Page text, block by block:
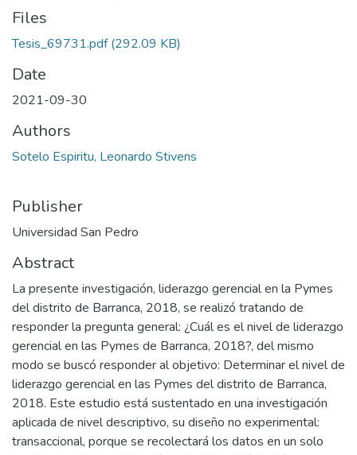
Files
Tesis_69731.pdf(292.09 KB)
Date
2021-09-30
Authors
Sotelo Espiritu, Leonardo Stivens
Publisher
Universidad San Pedro
Abstract
La presente investigación, liderazgo gerencial en la Pymes
del distrito de Barranca, 2018, se realizó tratando de
responder la pregunta general: ¿Cuál es el nivel de liderazgo
gerencial en las Pymes de Barranca, 2018?, del mismo
modo se buscó responder al objetivo: Determinar el nivel de
liderazgo gerencial en las Pymes del distrito de Barranca,
2018. Este estudio está sustentado en una investigación
aplicada de nivel descriptivo, su diseño no experimental:
transaccional, porque se recolectará los datos en un solo